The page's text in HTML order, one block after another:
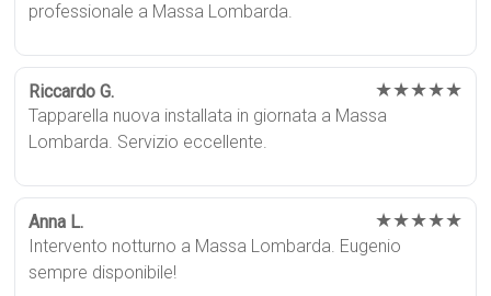
professionale a Massa Lombarda.
Riccardo G. ★★★★★
Tapparella nuova installata in giornata a Massa
Lombarda. Servizio eccellente.
Anna L. ★★★★★
Intervento notturno a Massa Lombarda. Eugenio
sempre disponibile!